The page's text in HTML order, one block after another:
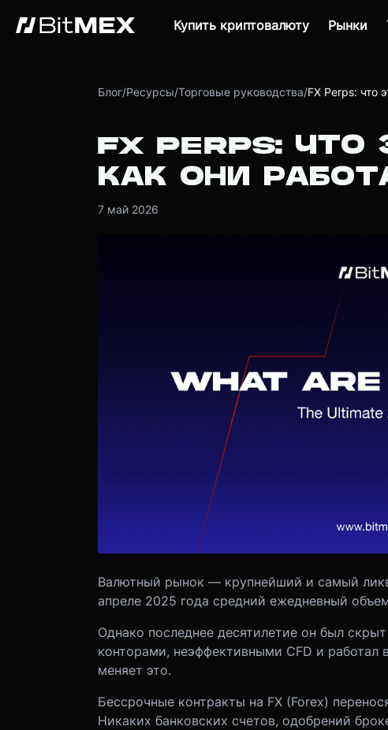
Купить криптовалюту Рынки
Блог/Ресурсы/Торговые руководства/FX Perps: что
FX PERPS: ЧТО
КАК ОНИ
7 май 2026
Валютный рынок — крупнейший и самый
апреле 2025 года средний ежедневный
Однако последнее десятилетие он был
конторами, неэффективными CFD и работал
меняет это.
Бессрочные контракты на FX (Forex)
Никаких банковских счетов, одобрений